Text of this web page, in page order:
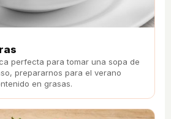
perfecta para tomar una sopa de
prepararnos para el verano
en grasas.